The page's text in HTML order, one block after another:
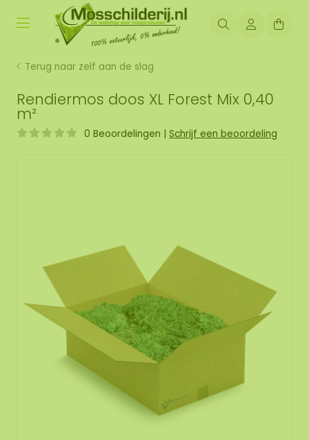
Terug naar zelf aan de slag
Rendiermos doos XL Forest Mix 0,40
m²
0 Beoordelingen | Schrijf een beoordeling